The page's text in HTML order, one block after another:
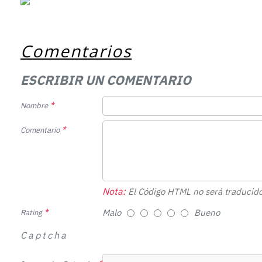
Comentarios
ESCRIBIR UN COMENTARIO
Nombre
Comentario
Nota:El Código HTML no será
Rating Malo Bueno
Captcha